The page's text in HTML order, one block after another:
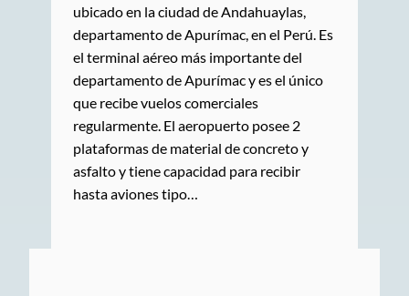
ubicado en la ciudad de Andahuaylas,
departamento de Apurímac, en el Perú. Es
el terminal aéreo más importante del
departamento de Apurímac y es el único
que recibe vuelos comerciales
regularmente. El aeropuerto posee 2
plataformas de material de concreto y
asfalto y tiene capacidad para recibir
hasta aviones tipo…